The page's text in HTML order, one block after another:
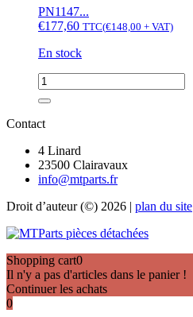
PN1147...
€177,60 TTC(€148,00 + VAT)
En stock
quantité
de
Kit
d'embrayage
YM195,
YM220,
YM226,
YM250,...
Contact
4 Linard
23500 Clairavaux
info@mtparts.fr
Droit d’auteur (©) 2026 | plan du site
Shopping cart0
Il n'y a pas d'articles dans le panier !
Continuer les achats
0